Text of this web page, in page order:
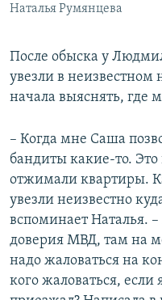
Наталья Румянцева
После обыска у
увезли в
начала выяснять, где
– Когда мне Саша
бандиты какие-то. Это
отжимали квартиры.
увезли неизвестно
вспоминает Наталья.
доверия МВД, там на
надо жаловаться на
кого жаловаться,